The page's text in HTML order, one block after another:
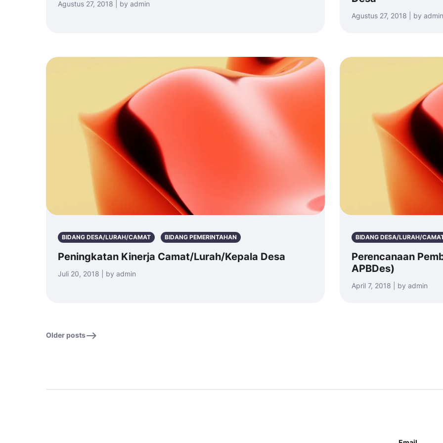
Agustus 27, 2018 | by admin
Agustus 27, 2018 | by admin
BIDANG DESA/LURAH/CAMAT BIDANG PEMERINTAHAN
Peningkatan Kinerja Camat/Lurah/Kepala Desa
Juli 20, 2018 | by admin
BIDANG DESA/LURAH/
Perencanaan
APBDes)
April 7, 2018 | by admin
Older posts